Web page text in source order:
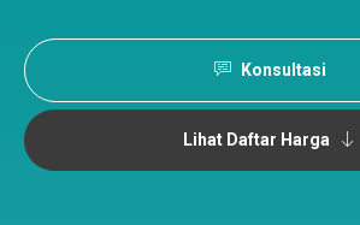
Konsultasi
Lihat Daftar Harga